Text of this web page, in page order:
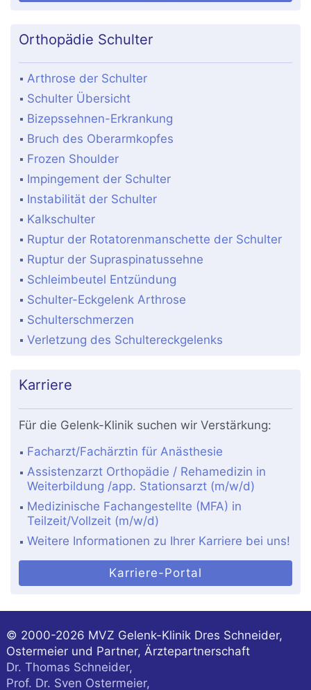
Orthopädie Schulter
Arthrose der Schulter
Schulter Übersicht
Bizepssehnen-Erkrankung
Bruch des Oberarmkopfes
Frozen Shoulder
Impingement der Schulter
Instabilität der Schulter
Kalkschulter
Ruptur der Rotatorenmanschette der Schulter
Ruptur der Supraspinatussehne
Schleimbeutel Entzündung
Schulter-Eckgelenk Arthrose
Schulterschmerzen
Verletzung des Schultereckgelenks
Karriere
Für die Gelenk-Klinik suchen wir Verstärkung:
Facharzt/Fachärztin für Anästhesie
Assistenzarzt Orthopädie / Rehamedizin in
Weiterbildung /app. Stationsarzt (m/w/d)
Medizinische Fachangestellte (MFA) in
Teilzeit/Vollzeit (m/w/d)
Weitere Informationen zu Ihrer Karriere bei uns!
Karriere-Portal
© 2000-2026 MVZ Gelenk-Klinik Dres Schneider,
Ostermeier und Partner, Ärztepartnerschaft
Dr. Thomas Schneider,
Prof. Dr. Sven Ostermeier,